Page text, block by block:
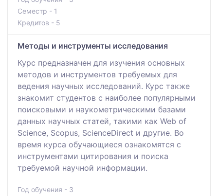
Семестр - 1
Кредитов - 5
Методы и инструменты исследования
Курс предназначен для изучения основных
методов и инструментов требуемых для
ведения научных исследований. Курс также
знакомит студентов с наиболее популярными
поисковыми и наукометрическими базами
данных научных статей, такими как Web of
Science, Scopus, ScienceDirect и другие. Во
время курса обучающиеся ознакомятся с
инструментами цитирования и поиска
требуемой научной информации.
Год обучения - 3